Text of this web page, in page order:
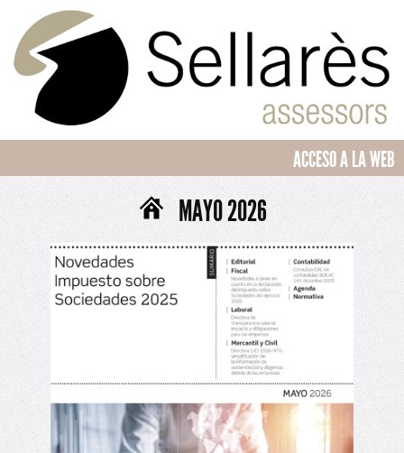
ACCESO A LA WEB
MAYO 2026